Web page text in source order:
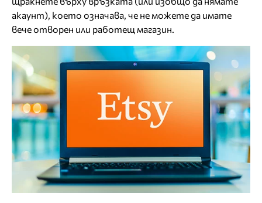
акаунт), което означава, че не можете да имате
вече отворен или работещ магазин.